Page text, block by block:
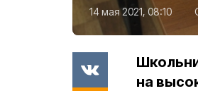
14 мая 2021, 08:10
на